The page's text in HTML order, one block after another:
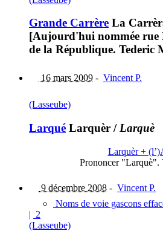
Grande Carrère La
[Aujourd'hui nommée rue
de la République. Tederic
16 mars 2009 - Vincent P.
(Lasseube)
Larqué Larquèr / Larquè
Larquèr +
Prononcer "Larquè".
9 décembre 2008 - Vincent P.
Noms de voie gascons
| 2
(Lasseube)